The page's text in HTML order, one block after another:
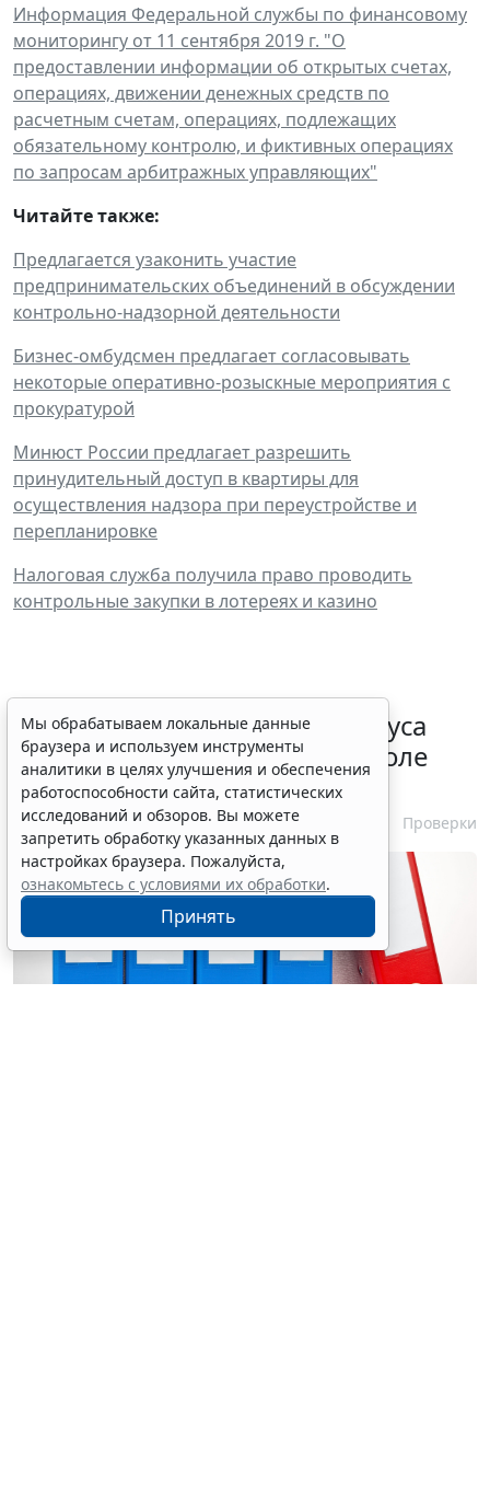
Информация Федеральной службы по финансовому
мониторингу от 11 сентября 2019 г. "О
предоставлении информации об открытых счетах,
операциях, движении денежных средств по
расчетным счетам, операциях, подлежащих
обязательному контролю, и фиктивных операциях
по запросам арбитражных управляющих"
Читайте также:
Предлагается узаконить участие
предпринимательских объединений в обсуждении
контрольно-надзорной деятельности
Бизнес-омбудсмен предлагает согласовывать
некоторые оперативно-розыскные мероприятия с
прокуратурой
Минюст России предлагает разрешить
принудительный доступ в квартиры для
осуществления надзора при переустройстве и
перепланировке
Налоговая служба получила право проводить
контрольные закупки в лотереях и казино
Порядок подтверждения статуса
эксперта в законе о госконтроле
скорректировали
7 августа 2026 15:57 Проверки
Мы обрабатываем локальные данные
браузера и используем инструменты
аналитики в целях улучшения и обеспечения
работоспособности сайта, статистических
исследований и обзоров. Вы можете
запретить обработку указанных данных в
настройках браузера. Пожалуйста,
ознакомьтесь с условиями их обработки.
Принять